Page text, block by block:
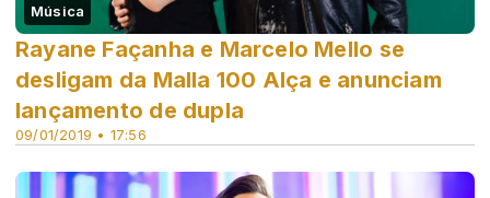
Música
09/01/2019 • 17:56
Rayane Façanha e Marcelo Mello se
desligam da Malla 100 Alça e anunciam
lançamento de dupla